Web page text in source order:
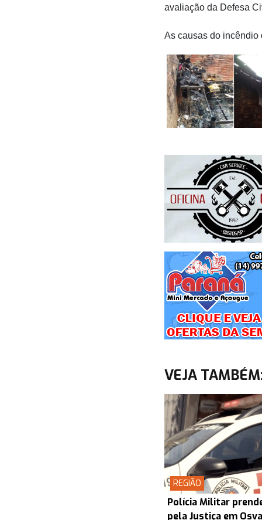
avaliação da Defesa
As causas do incêndio
VEJA
REGIÃO
Polícia Militar
pela Justiça em